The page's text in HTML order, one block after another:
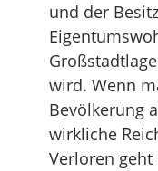
und der
wird. Wenn
Bevölkerung
wirkliche
Verloren geht